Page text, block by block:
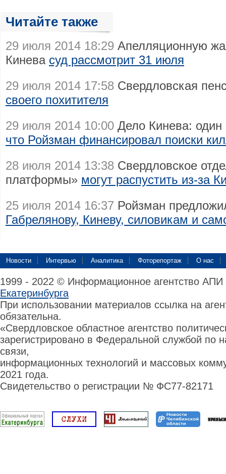
Читайте также
29 июля 2014 18:29 Апелляционную
Кинева суд рассмотрит 31 июля
29 июля 2014 17:58 Свердловская
своего похитителя
29 июля 2014 10:00 Дело Кинева: один
что Ройзман финансировал поиски
28 июля 2014 13:38 Свердловское
платформы» могут распустить из-за
25 июля 2014 16:37 Ройзман
Габрелянову, Киневу, силовикам и
Новости Интервью Аналитика Фоторепортаж О нас
1999 - 2022 © Информационное агентство
Екатеринбурга
При использовании материалов ссылка на
обязательна.
«Свердловское областное агентство
зарегистрировано в Федеральной службой по
связи,
информационных технологий и массовых
2021 года.
Свидетельство о регистрации № ФС77-82171